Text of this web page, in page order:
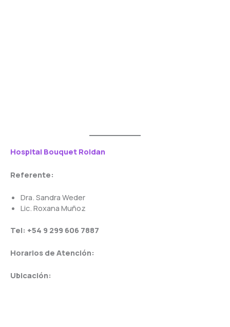
Hospital Bouquet Roldan
Referente:
Dra. Sandra Weder
Lic. Roxana Muñoz
Tel: +54 9 299 606 7887
Horarios de Atención:
Ubicación: